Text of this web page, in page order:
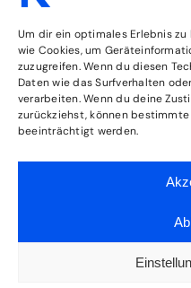
Um dir ein optimales Erlebnis
wie Cookies, um
zuzugreifen. Wenn du diesen
Daten wie das Surfverhalten
verarbeiten. Wenn du deine
zurückziehst, können
beeinträchtigt werden.
Услуги
СЛЕДУЙ ЗА НАМИ